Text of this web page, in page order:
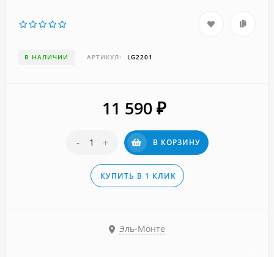
В НАЛИЧИИ АРТИКУЛ: LG2201
11 590 ₽
- + В КОРЗИНУ
КУПИТЬ В 1 КЛИК
Эль-Монте